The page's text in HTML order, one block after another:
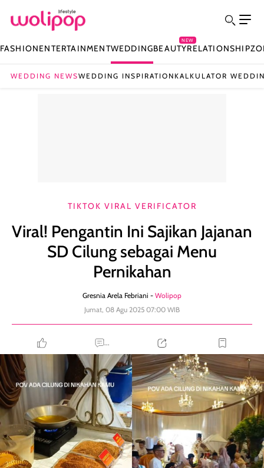
FASHIONENTERTAINMENTWEDDINGBEAUTY
NEW
RELATIONSHIP
WEDDING NEWSWEDDING INSPIRATION KALKULATOR
TIKTOK VIRAL VERIFICATOR
Viral! Pengantin Ini Sajikan Jajanan
SD Cilung sebagai Menu
Pernikahan
Gresnia Arela Febriani - Wolipop
Jumat, 08 Agu 2025 07:00 WIB
...